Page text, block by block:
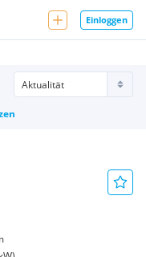
Einloggen